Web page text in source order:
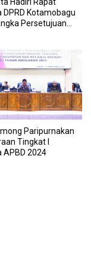
DPRD Kotamobagu
Persetujuan
Paripurnakan
Tingkat I
APBD 2024